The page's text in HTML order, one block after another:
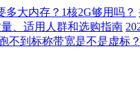
多大内存？1核2G够用吗？
、适用人群和选购指南
不到标称带宽是不是虚标？